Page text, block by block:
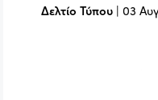
Δελτίο Τύπου |03